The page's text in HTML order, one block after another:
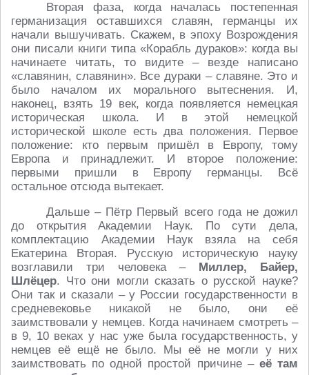
Вторая фаза, когда началась постепенная
германизация оставшихся славян, германцы их
начали вышучивать. Скажем, в эпоху Возрождения
они писали книги типа «Корабль дураков»: когда вы
начинаете читать, то видите – везде написано
«славянин, славянин». Все дураки – славяне. Это и
было началом их морального вытеснения. И,
наконец, взять 19 век, когда появляется немецкая
историческая школа. И в этой немецкой
исторической школе есть два положения. Первое
положение: кто первым пришёл в Европу, тому
Европа и принадлежит. И второе положение:
первыми пришли в Европу германцы. Всё
остальное отсюда вытекает.
Дальше – Пётр Первый всего года не дожил
до открытия Академии Наук. По сути дела,
комплектацию Академии Наук взяла на себя
Екатерина Вторая. Русскую историческую науку
возглавили три человека – Миллер, Байер,
Шлёцер. Что они могли сказать о русской науке?
Они так и сказали – у России государственности в
средневековье никакой не было, они её
заимствовали у немцев. Когда начинаем смотреть –
в 9, 10 веках у нас уже была государственность, у
немцев её ещё не было. Мы её не могли у них
заимствовать по одной простой причине – её там